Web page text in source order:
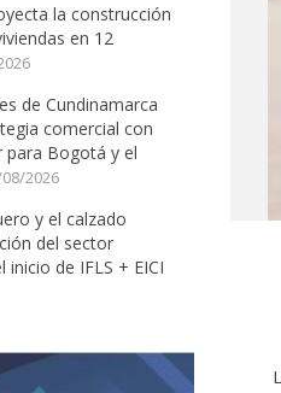
la construcción
en 12
de Cundinamarca
comercial con
para Bogotá y el
2026
y el calzado
del sector
de IFLS + EICI